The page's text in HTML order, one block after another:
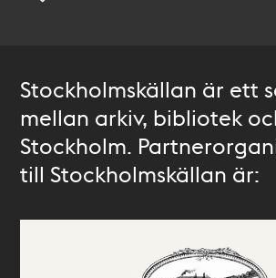
Stockholmskällan är ett
mellan arkiv, bibliotek
Stockholm.
till Stockholmskällan är: